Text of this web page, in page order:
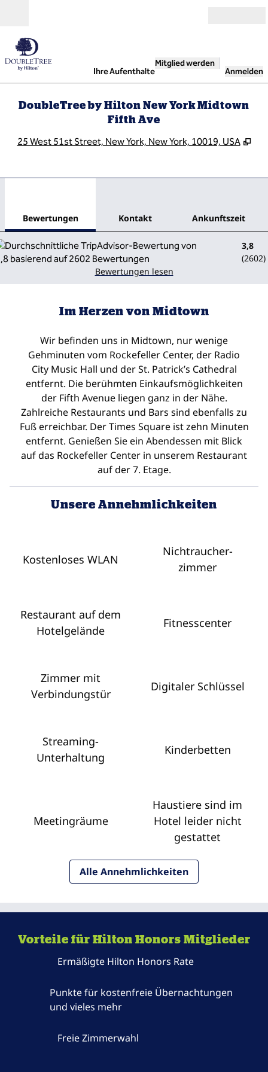
Ihre Aufenthalte
Mitglied werden
Anmelden
DoubleTree by Hilton New York Midtown
Fifth Ave
25 West 51st Street, New York, New York, 10019, USA ,
Bewertungen Kontakt Ankunftszeit
3,8
(2602)
Bewertungen lesen
Im Herzen von Midtown
Wir befinden uns in Midtown, nur wenige
Gehminuten vom Rockefeller Center, der Radio
City Music Hall und der St. Patrick’s Cathedral
entfernt. Die berühmten Einkaufsmöglichkeiten
der Fifth Avenue liegen ganz in der Nähe.
Zahlreiche Restaurants und Bars sind ebenfalls zu
Fuß erreichbar. Der Times Square ist zehn Minuten
entfernt. Genießen Sie ein Abendessen mit Blick
auf das Rockefeller Center in unserem Restaurant
auf der 7. Etage.
Unsere Annehmlichkeiten
Kostenloses WLAN
Nichtraucher­
zimmer
Restaurant auf dem
Hotelgelände
Fitnesscenter
Zimmer mit
Verbindungstür
Digitaler Schlüssel
Streaming-
Unterhaltung
Kinderbetten
Meeting­räume
Haustiere sind im
Hotel leider nicht
gestattet
Alle Annehmlichkeiten
Vorteile für Hilton Honors Mitglieder
Ermäßigte Hilton Honors Rate
Punkte für kostenfreie Übernachtungen
und vieles mehr
Freie Zimmerwahl